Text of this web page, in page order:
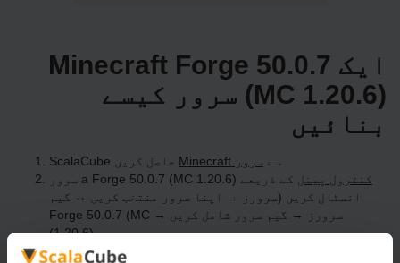
ایک Minecraft Forge 50.0.7
(MC 1.20.6) سرور کیسے
بنائیں
ScalaCube سے Minecraft سرور
حاصل کریں
کنٹرول پینل
کے ذریعے a Forge 50.0.7 (MC 1.20.6) سرور
انسٹال کریں (سرورز → اپنا سرور منتخب کریں → گیم
سرورز → گیم سرور شامل کریں → Forge 50.0.7 (MC
1.20.6))
سرور پر کھیلنے کا مزہ لیں!